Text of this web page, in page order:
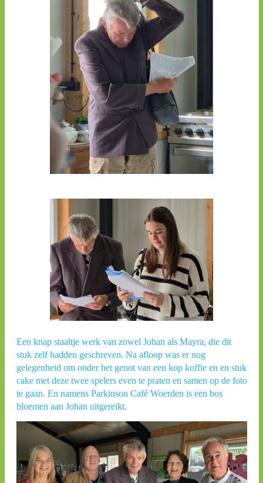
Een knap staaltje werk van zowel Johan als Mayra, die dit
stuk zelf hadden geschreven. Na afloop was er nog
gelegenheid om onder het genot van een kop koffie en en stuk
cake met deze twee spelers even te praten en samen op de foto
te gaan. En namens Parkinson Café Woerden is een bos
bloemen aan Johan uitgereikt.